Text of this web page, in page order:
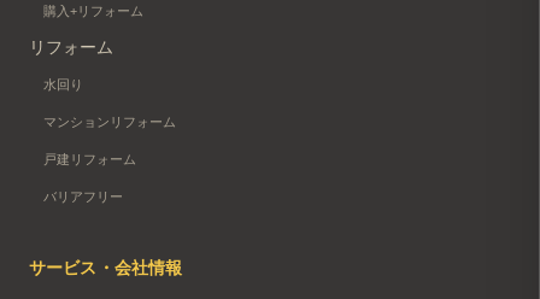
購入+リフォーム
リフォーム
水回り
マンションリフォーム
戸建リフォーム
バリアフリー
サービス・会社情報